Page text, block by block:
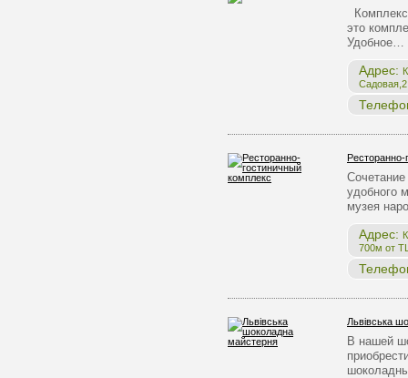
это
Удобное…
Адрес:
удобного
музея
Адрес:
700м от
Львівська
В нашей